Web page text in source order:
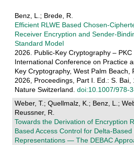
Benz, L.; Brede, R.
Efficient RLWE Based Chosen-
Receiver Encryption and Sender-
Standard Model
2026. Public-Key Cryptography –
International Conference on Practice
Key Cryptography, West Palm Beach,
2026, Proceedings, Part I. Ed.: S. Bai,
Nature Switzerland. doi:10.1007/978-
Weber, T.; Quellmalz, K.; Benz, L.;
Reussner, R.
Towards the Derivation of Encryption
Based Access Control for Delta-Based
Representations — The DEBAC